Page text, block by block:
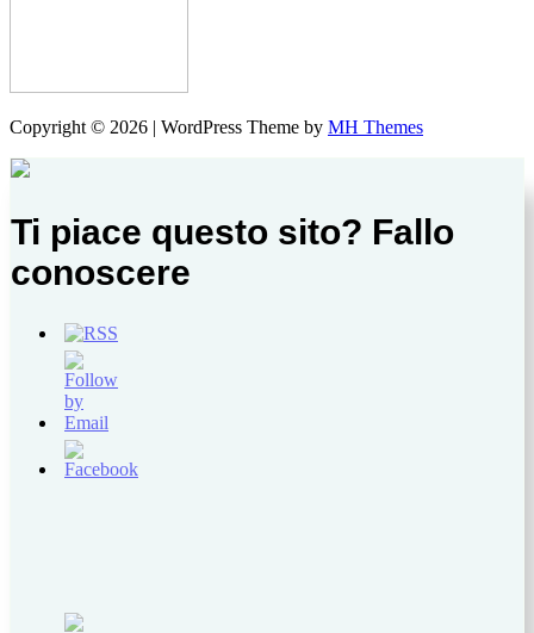
Copyright © 2026 | WordPress Theme by MH Themes
Ti piace questo sito? Fallo
conoscere